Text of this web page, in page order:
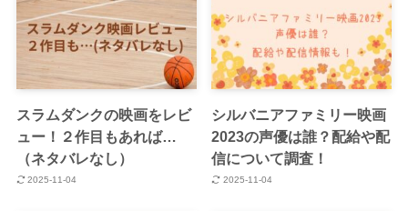
スラムダンクの映画をレビ
ュー！２作目もあれば…
（ネタバレなし）
2025-11-04
シルバニアファミリー映画
2023の声優は誰？配給や配
信について調査！
2025-11-04